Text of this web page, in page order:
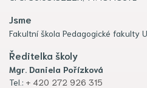
Jsme
Fakultní škola Pedagogické fakulty
Ředitelka školy
Mgr. Daniela Pořízková
Tel.: + 420 272 926 315